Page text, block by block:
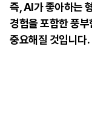
즉, AI가 좋아하는
경험을 포함한 풍부
중요해질 것입니다.